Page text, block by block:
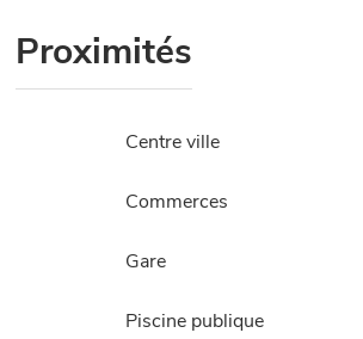
Proximités
Centre ville
Commerces
Gare
Piscine publique